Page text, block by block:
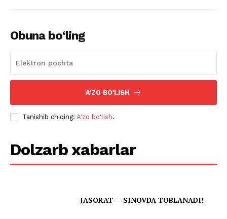
Obuna bo‘ling
A'ZO BO'LISH
Tanishib chiqing: A'zo bo'lish.
Dolzarb xabarlar
JASORAT — SINOVDA TOBLANADI!